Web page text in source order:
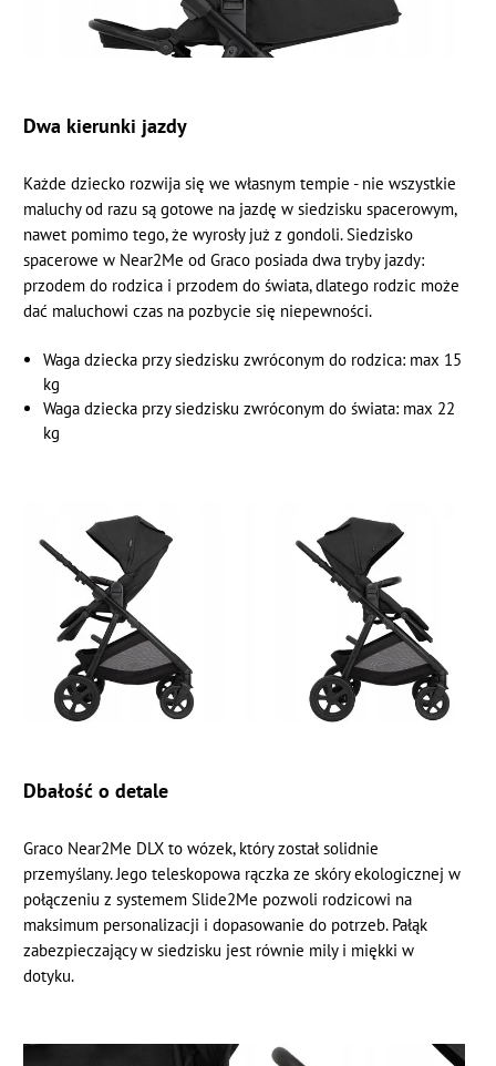
Dwa kierunki jazdy
Każde dziecko rozwija się we własnym tempie - nie wszystkie
maluchy od razu są gotowe na jazdę w siedzisku spacerowym,
nawet pomimo tego, że wyrosły już z gondoli. Siedzisko
spacerowe w Near2Me od Graco posiada dwa tryby jazdy:
przodem do rodzica i przodem do świata, dlatego rodzic może
dać maluchowi czas na pozbycie się niepewności.
Waga dziecka przy siedzisku zwróconym do rodzica: max 15
kg
Waga dziecka przy siedzisku zwróconym do świata: max 22
kg
Dbałość o detale
Graco Near2Me DLX to wózek, który został solidnie
przemyślany. Jego teleskopowa rączka ze skóry ekologicznej w
połączeniu z systemem Slide2Me pozwoli rodzicowi na
maksimum personalizacji i dopasowanie do potrzeb. Pałąk
zabezpieczający w siedzisku jest równie mily i miękki w
dotyku.